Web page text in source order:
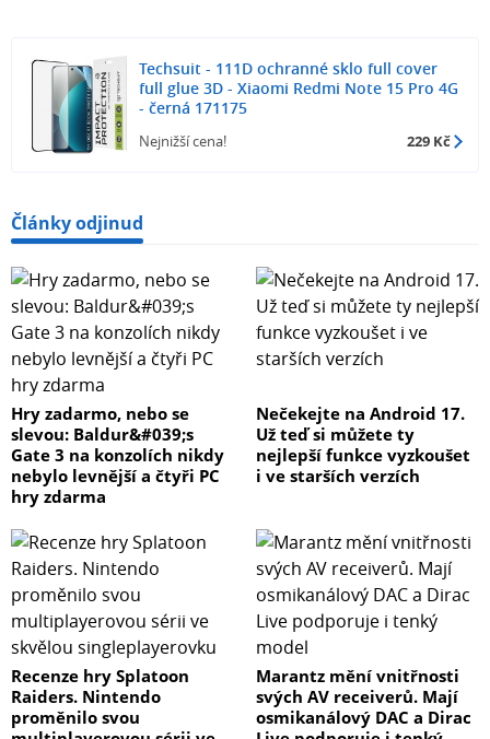
Techsuit - 111D ochranné sklo full cover
full glue 3D - Xiaomi Redmi Note 15 Pro 4G
- černá 171175
Nejnižší cena! 229 Kč
Články odjinud
Hry zadarmo, nebo se
slevou: Baldur&#039;s
Gate 3 na konzolích nikdy
nebylo levnější a čtyři PC
hry zdarma
Nečekejte na Android 17.
Už teď si můžete ty
nejlepší funkce vyzkoušet
i ve starších verzích
Recenze hry Splatoon
Raiders. Nintendo
proměnilo svou
Marantz mění vnitřnosti
svých AV receiverů. Mají
osmikanálový DAC a Dirac